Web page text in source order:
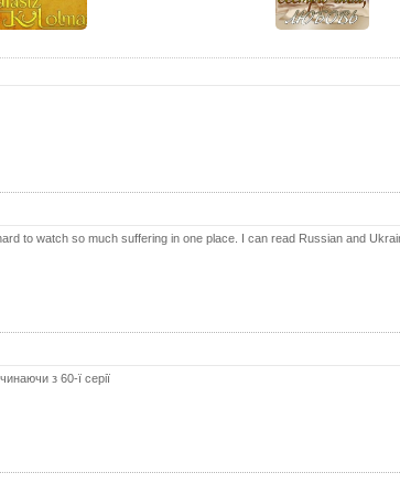
26
30
39
to watch so much suffering in one place. I can read Russian and
з 60-ї серії